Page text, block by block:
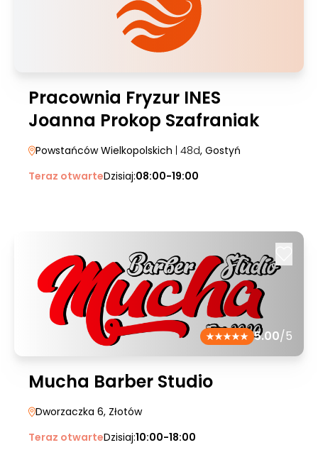
Pracownia Fryzur INES
Joanna Prokop Szafraniak
Powstańców Wielkopolskich | 48d, Gostyń
Teraz otwarteDzisiaj:08:00-19:00
5.00/5
Mucha Barber Studio
Dworzaczka 6, Złotów
Teraz otwarteDzisiaj:10:00-18:00